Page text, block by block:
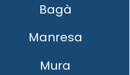
Bagà
Manresa
Mura